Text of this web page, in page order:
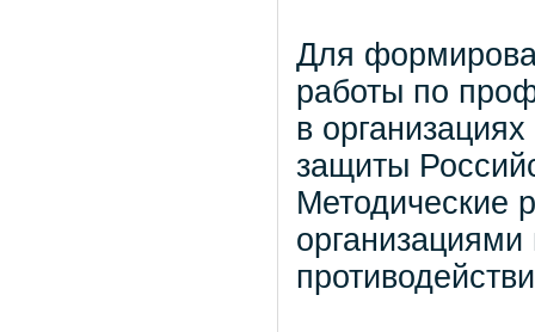
Для
работы по
в
защиты
Методические